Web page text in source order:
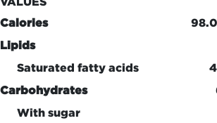
Calories
Lipids
Saturated fatty acids
Carbohydrates
With sugar